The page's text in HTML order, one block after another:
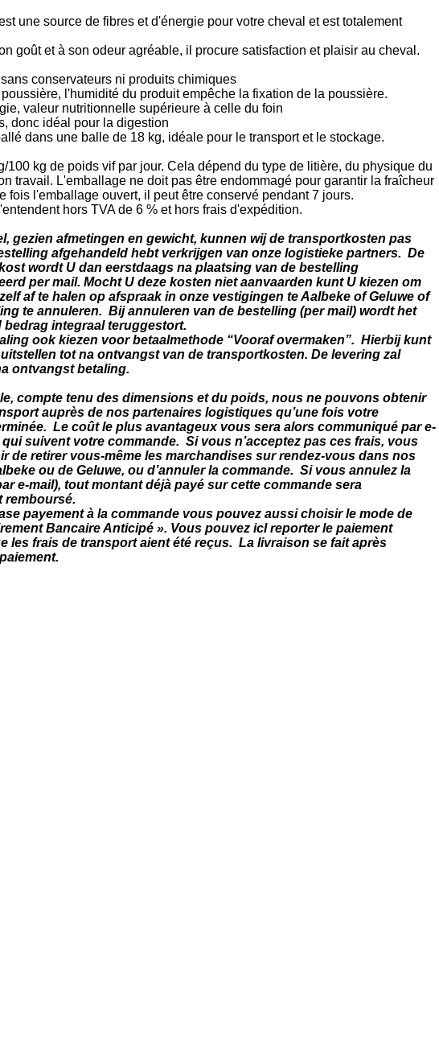
une source de fibres et d'énergie pour votre cheval et est totalement
goût et à son odeur agréable, il procure satisfaction et plaisir au cheval.
conservateurs ni produits chimiques
l'humidité du produit empêche la fixation de la poussière.
valeur nutritionnelle supérieure à celle du foin
donc idéal pour la digestion
dans une balle de 18 kg, idéale pour le transport et le stockage.
100 kg de poids vif par jour. Cela dépend du type de litière, du physique du
travail. L'emballage ne doit pas être endommagé pour garantir la fraîcheur
fois l'emballage ouvert, il peut être conservé pendant 7 jours.
hors TVA de 6 % et hors frais d'expédition.
gezien afmetingen en gewicht, kunnen wij de transportkosten pas
afgehandeld hebt verkrijgen van onze logistieke partners. De
wordt U dan eerstdaags na plaatsing van de bestelling
per mail. Mocht U deze kosten niet aanvaarden kunt U kiezen om
af te halen op afspraak in onze vestigingen te Aalbeke of Geluwe of
te annuleren. Bij annuleren van de bestelling (per mail) wordt het
bedrag integraal teruggestort.
ook kiezen voor betaalmethode “Vooraf overmaken”. Hierbij kunt
tot na ontvangst van de transportkosten. De levering zal
ontvangst betaling.
compte tenu des dimensions et du poids, nous ne pouvons obtenir
auprès de nos partenaires logistiques qu’une fois votre
Le coût le plus avantageux vous sera alors communiqué par e-
suivent votre commande. Si vous n’acceptez pas ces frais, vous
de retirer vous-même les marchandises sur rendez-vous dans nos
ou de Geluwe, ou d’annuler la commande. Si vous annulez la
e-mail), tout montant déjà payé sur cette commande sera
remboursé.
payement à la commande vous pouvez aussi choisir le mode de
Bancaire Anticipé ». Vous pouvez icI reporter le paiement
les frais de transport aient été reçus. La livraison se fait après